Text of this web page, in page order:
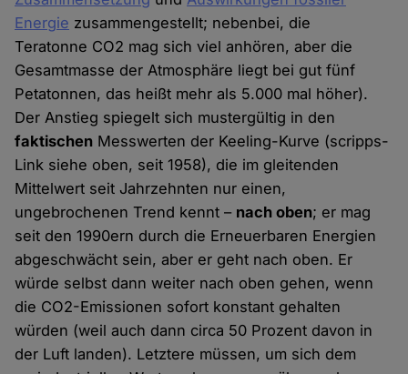
Energie zusammengestellt; nebenbei, die
Teratonne CO2 mag sich viel anhören, aber die
Gesamtmasse der Atmosphäre liegt bei gut fünf
Petatonnen, das heißt mehr als 5.000 mal höher).
Der Anstieg spiegelt sich mustergültig in den
faktischen Messwerten der Keeling-Kurve (scripps-
Link siehe oben, seit 1958), die im gleitenden
Mittelwert seit Jahrzehnten nur einen,
ungebrochenen Trend kennt – nach oben; er mag
seit den 1990ern durch die Erneuerbaren Energien
abgeschwächt sein, aber er geht nach oben. Er
würde selbst dann weiter nach oben gehen, wenn
die CO2-Emissionen sofort konstant gehalten
würden (weil auch dann circa 50 Prozent davon in
der Luft landen). Letztere müssen, um sich dem